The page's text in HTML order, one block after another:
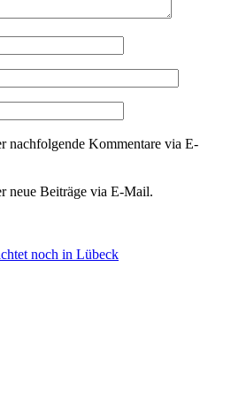
nachfolgende Kommentare via E-
neue Beiträge via E-Mail.
noch in Lübeck